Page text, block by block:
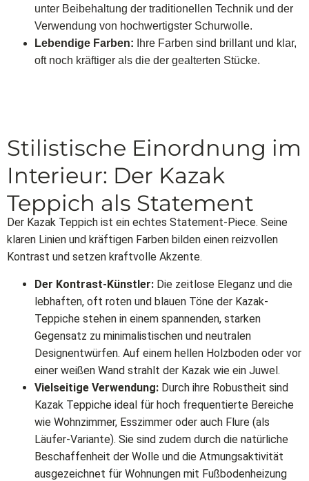
unter Beibehaltung der traditionellen Technik und der
Verwendung von hochwertigster Schurwolle.
Lebendige Farben: Ihre Farben sind brillant und klar,
oft noch kräftiger als die der gealterten Stücke.
Stilistische Einordnung im
Interieur: Der Kazak
Teppich als Statement
Der Kazak Teppich ist ein echtes Statement-Piece. Seine
klaren Linien und kräftigen Farben bilden einen reizvollen
Kontrast und setzen kraftvolle Akzente.
Der Kontrast-Künstler: Die zeitlose Eleganz und die
lebhaften, oft roten und blauen Töne der Kazak-
Teppiche stehen in einem spannenden, starken
Gegensatz zu minimalistischen und neutralen
Designentwürfen. Auf einem hellen Holzboden oder vor
einer weißen Wand strahlt der Kazak wie ein Juwel.
Vielseitige Verwendung: Durch ihre Robustheit sind
Kazak Teppiche ideal für hoch frequentierte Bereiche
wie Wohnzimmer, Esszimmer oder auch Flure (als
Läufer-Variante). Sie sind zudem durch die natürliche
Beschaffenheit der Wolle und die Atmungsaktivität
ausgezeichnet für Wohnungen mit Fußbodenheizung